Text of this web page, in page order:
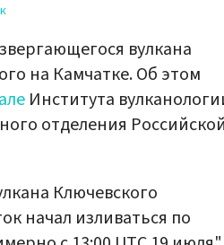
вулкана
на Камчатке. Об этом
Института
отделения
Ключевского
начал изливаться по